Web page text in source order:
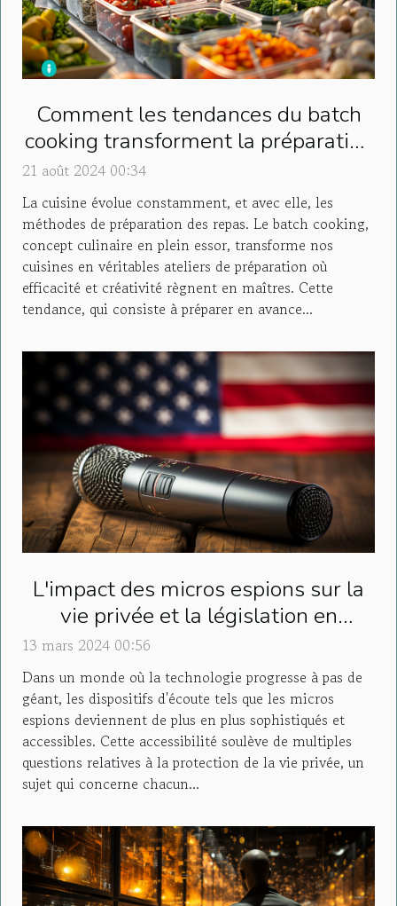
Comment les tendances du batch
cooking transforment la préparation
21 août 2024 00:34
La cuisine évolue constamment, et avec elle, les
méthodes de préparation des repas. Le batch cooking,
concept culinaire en plein essor, transforme nos
cuisines en véritables ateliers de préparation où
efficacité et créativité règnent en maîtres. Cette
tendance, qui consiste à préparer en avance...
L'impact des micros espions sur la
vie privée et la législation en
13 mars 2024 00:56
Dans un monde où la technologie progresse à pas de
géant, les dispositifs d'écoute tels que les micros
espions deviennent de plus en plus sophistiqués et
accessibles. Cette accessibilité soulève de multiples
questions relatives à la protection de la vie privée, un
sujet qui concerne chacun...